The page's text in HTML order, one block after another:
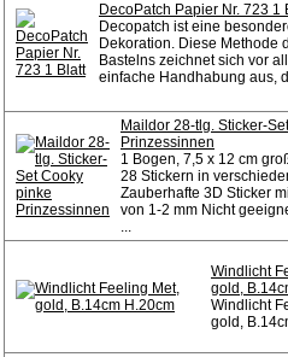
DecoPatch Papier Nr. 723 1
Decopatch ist eine
Dekoration. Diese Methode
Bastelns zeichnet sich vor
einfache Handhabung aus,
Maildor 28-tlg. Sticker-
Prinzessinnen
1 Bogen, 7,5 x 12 cm
28 Stickern in
Zauberhafte 3D Sticker
von 1-2 mm Nicht
...
Windlicht
gold,
Windlicht
gold,